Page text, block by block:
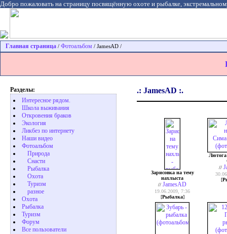
Добро пожаловать на страницу посвящённую охоте и рыбалке,
Главная страница / Фотоальбом / JamesAD /
Разделы:
Интересное рядом.
Школа выживания
Откровения браков
Экология
Ликбез по интернету
Наши видео
Фотоальбом
Природа
Cнасти
Рыбалка
Охота
Туризм
разное
Охота
Pыбалка
Туризм
Форум
Все пользователи
.: JamesAD :.
Зарисовка на тему
нахлыста
// JamesAD
19.06.2009, 7:36
[Рыбалка]
//
[